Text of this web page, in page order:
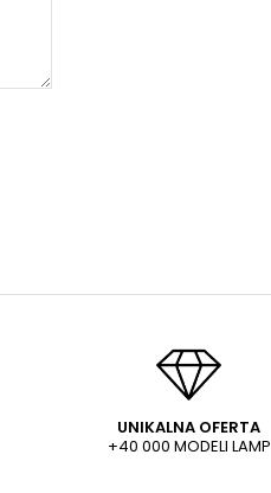
UNIKALNA OFERTA
+40 000 MODELI LAMP